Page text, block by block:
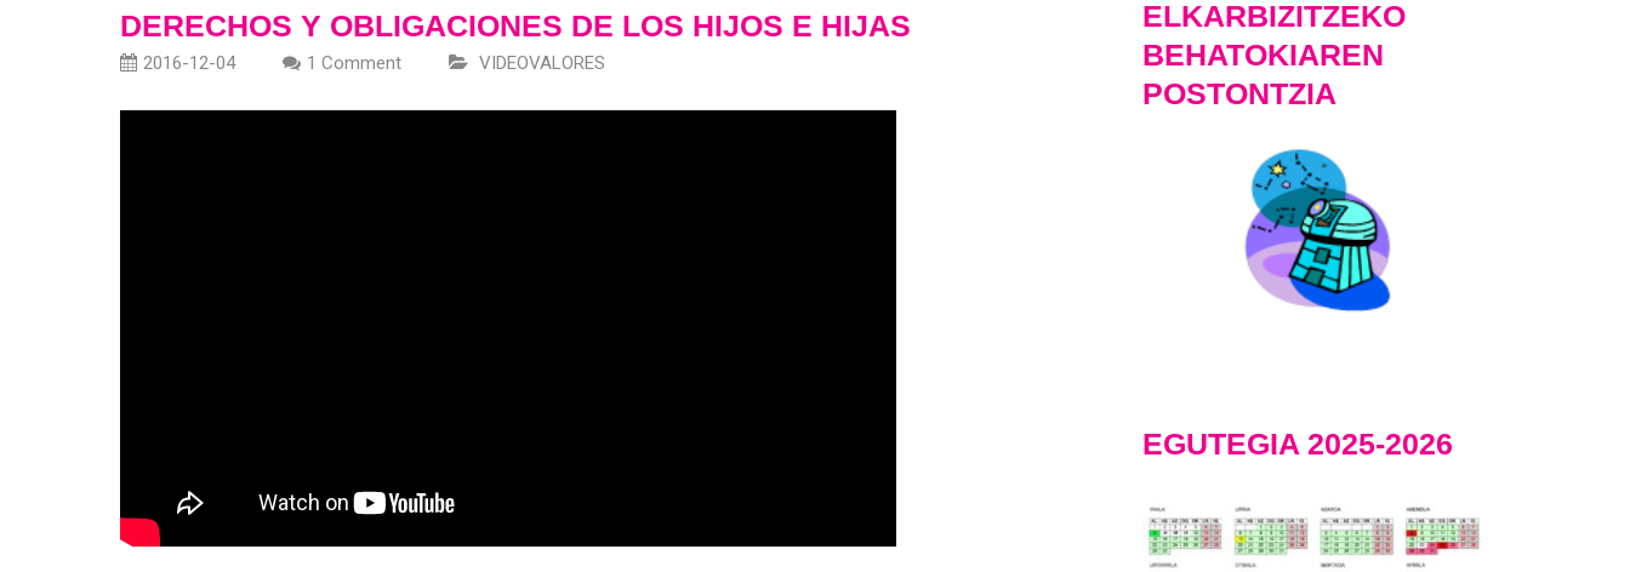
DERECHOS Y OBLIGACIONES DE LOS HIJOS E HIJAS
2016-12-04 1 Comment VIDEOVALORES
ELKARBIZITZEKO
BEHATOKIAREN
POSTONTZIA
EGUTEGIA 2025-2026